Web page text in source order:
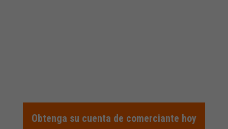
Obtenga su cuenta de comerciante hoy